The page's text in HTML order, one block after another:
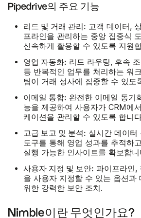
Pipedrive의 주요 기능
리드 및 거래 관리: 고객 데이터,
프라인을 관리하는 중앙 집중식
신속하게 활용할 수 있도록 지원
영업 자동화: 리드 라우팅, 후속
등 반복적인 업무를 처리하는 워
팀이 거래 성사에 집중할 수 있도
이메일 통합: 완전한 이메일 동기
능을 제공하여 사용자가 CRM에
케이션을 관리할 수 있도록 합니
고급 보고 및 분석: 실시간 데이터
도구를 통해 영업 성과를 추적하
실행 가능한 인사이트를 확보합니
사용자 지정 및 보안: 파이프라인,
을 사용자 지정할 수 있는 옵션과
위한 강력한 보안 조치.
Nimble이란 무엇인가요?